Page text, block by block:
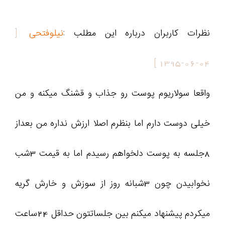
نظرات کاربران درباره این مطلب :نیلوفتحی
1395-06-04
واقعا سولاریوم پوست رو جذاب و قشنگ میکنه و من
خیلی دوست دارم اما بنظرم اصلا ارزش نداره من بعداز
8جلسه به پوست دلخواهم رسیدم اما به قیمت 3شب
نخوابیدن چون 3شبانه روز از سوزش و خارش گریه
میکردم پیشنهاد میکنم بین جلساتتون حداقل 24ساعت